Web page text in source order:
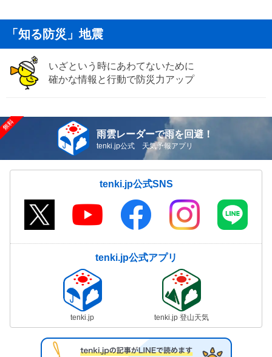
「知る防災」地震
いざという時にあわてないために
確かな情報と行動で防災力アップ
雨雲レーダーで雨を回避！
tenki.jp公式 天気予報アプリ
tenki.jp公式SNS
tenki.jp公式アプリ
tenki.jp tenki.jp 登山天気